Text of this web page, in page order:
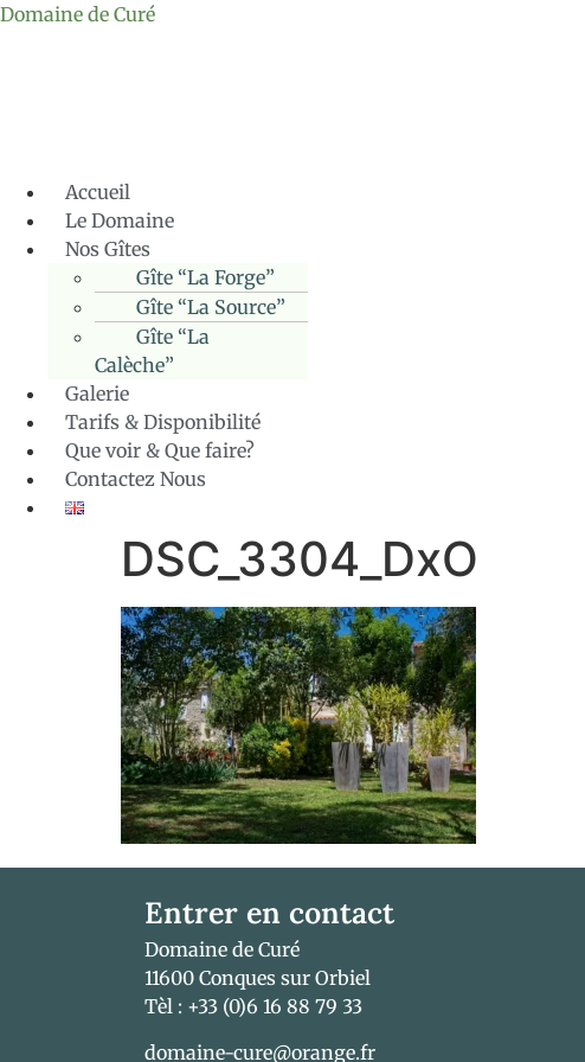
Domaine de Curé
Accueil
Le Domaine
Nos Gîtes
Gîte “La Forge”
Gîte “La Source”
Gîte “La
Calèche”
Galerie
Tarifs & Disponibilité
Que voir & Que faire?
Contactez Nous
DSC_3304_DxO
Entrer en contact
Domaine de Curé
11600 Conques sur Orbiel
Tèl : +33 (0)6 16 88 79 33
domaine-cure@orange.fr